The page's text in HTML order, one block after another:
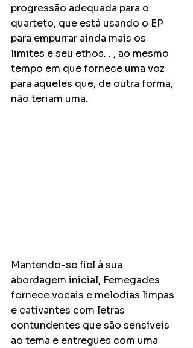
progressão adequada para o
quarteto, que está usando o EP
para empurrar ainda mais os
limites e seu ethos. . , ao mesmo
tempo em que fornece uma voz
para aqueles que, de outra forma,
não teriam uma.
Mantendo-se fiel à sua
abordagem inicial, Femegades
fornece vocais e melodias limpas
e cativantes com letras
contundentes que são sensíveis
ao tema e entregues com uma